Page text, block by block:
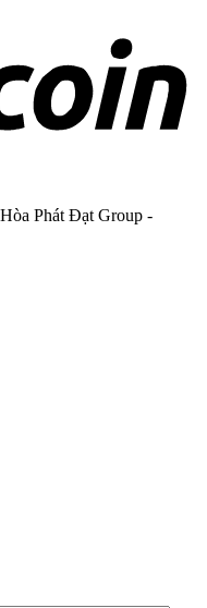
Phát Đạt Group -